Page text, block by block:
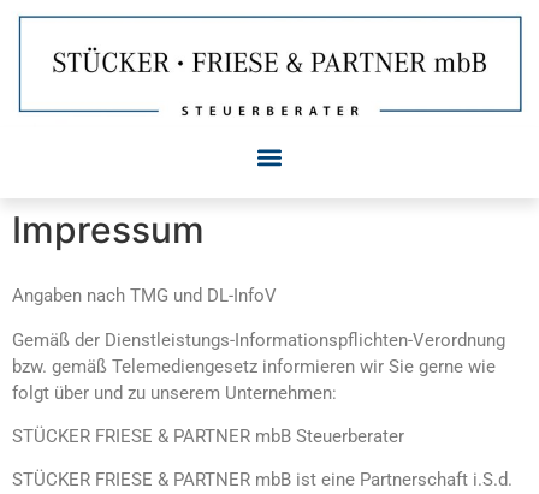
Impressum
Angaben nach TMG und DL-InfoV
Gemäß der Dienstleistungs-Informationspflichten-Verordnung
bzw. gemäß Telemediengesetz informieren wir Sie gerne wie
folgt über und zu unserem Unternehmen:
STÜCKER FRIESE & PARTNER mbB Steuerberater
STÜCKER FRIESE & PARTNER mbB ist eine Partnerschaft i.S.d.